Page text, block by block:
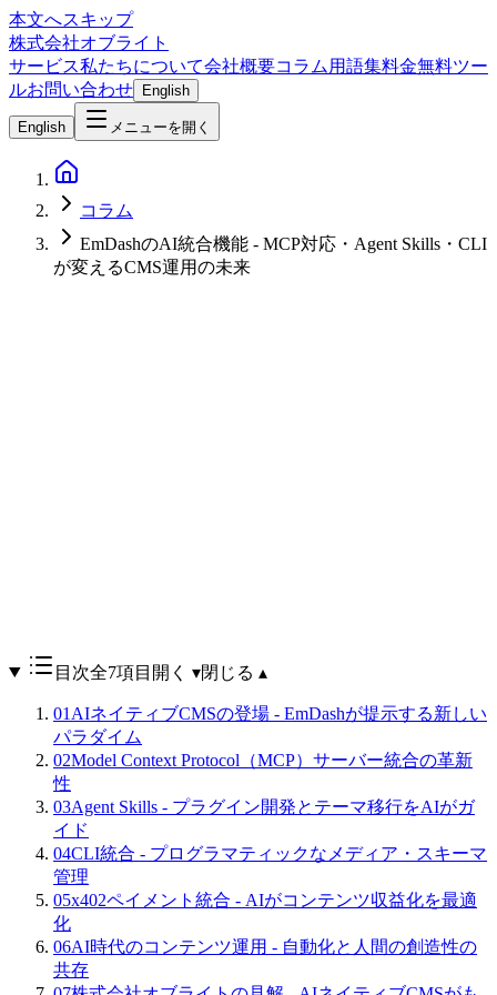
本文へスキップ
株式会社オブライト
サービス私たちについて会社概要コラム 用語集料金無料ツー
ルお問い合わせ English
English メニューを開く
コラム
EmDashのAI統合機能 - MCP対応・Agent Skills・CLI
が変えるCMS運用の未来
目次全7項目 開く ▾閉じる ▴
01 AIネイティブCMSの登場 - EmDashが提示する新しい
パラダイム
02Model Context Protocol（MCP）サーバー統合の革新
性
03Agent Skills - プラグイン開発とテーマ移行をAIがガ
イド
04CLI統合 - プログラマティックなメディア・スキーマ
管理
05x402ペイメント統合 - AIがコンテンツ収益化を最適
化
06AI時代のコンテンツ運用 - 自動化と人間の創造性の
共存